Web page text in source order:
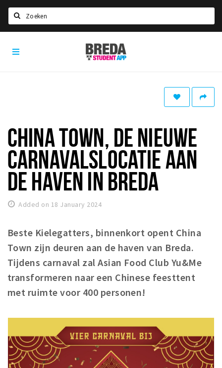
HOME
Student council
Student routes
New in town? Check FAQ!
Housing
Health insurance
General practitioner and first aid
Q&A
Breda Student Shop
Spin the wheel!
LEISURE
Breda
Student
CHINA TOWN, DE NIEUWE
CARNAVALSLOCATIE AAN
DE HAVEN IN BREDA
Added on 18 January 2024
Beste Kielegatters, binnenkort opent China
Town zijn deuren aan de haven van Breda.
Tijdens carnaval zal Asian Food Club Yu&Me
transformeren naar een Chinese feesttent
met ruimte voor 400 personen!